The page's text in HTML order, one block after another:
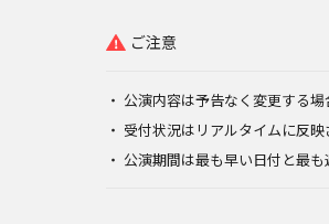
ご注意
公演内容は予告なく変更する
受付状況はリアルタイムに反映
公演期間は最も早い日付と最